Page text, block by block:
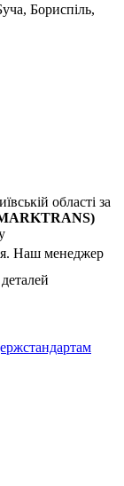
Бориспіль,
області за
Наш менеджер